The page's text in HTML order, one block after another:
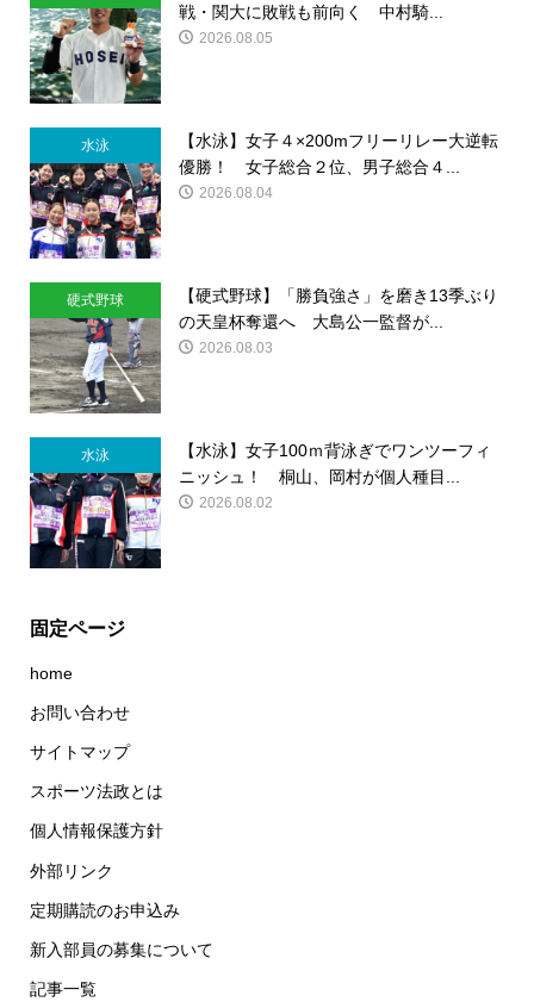
戦・関大に敗戦も前向く 中村騎...
2026.08.05
水泳
【水泳】女子４×200mフリーリレー大逆転
優勝！ 女子総合２位、男子総合４...
2026.08.04
硬式野球
【硬式野球】「勝負強さ」を磨き13季ぶり
の天皇杯奪還へ 大島公一監督が...
2026.08.03
水泳
【水泳】女子100ｍ背泳ぎでワンツーフィ
ニッシュ！ 桐山、岡村が個人種目...
2026.08.02
固定ページ
home
お問い合わせ
サイトマップ
スポーツ法政とは
個人情報保護方針
外部リンク
定期購読のお申込み
新入部員の募集について
記事一覧